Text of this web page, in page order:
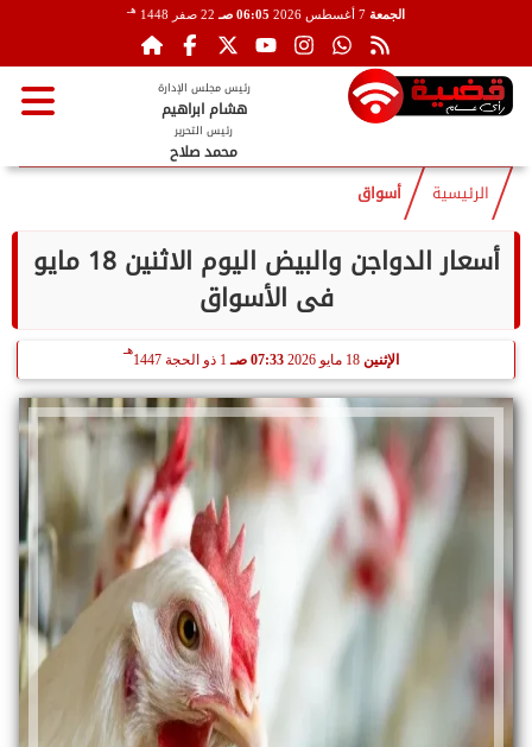
الجمعة 06:05 صـ 22 صفر 1448 هـ
رئيس مجلس الإدارة
هشام ابراهيم
رئيس التحرير
محمد صلاح
الرئيسية أسواق
أسعار الدواجن والبيض اليوم الاثنين 18 مايو
فى الأسواق
الإثنين 07:33 صـ 1 ذو الحجة 1447
هـ